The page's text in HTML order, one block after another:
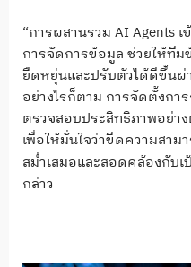
“การผสานรวม AI Agents
การจัดการข้อมูล ช่วยให้ที
ยืดหยุ่นและปรับตัวได้ดีขึ้นผ่
อย่างไรก็ตาม การจัดตั้งกา
ตรวจสอบประสิทธิภาพอย่า
เพื่อให้มั่นใจว่าขีดความสา
สม่ำเสมอและสอดคล้องกับ
กล่าว